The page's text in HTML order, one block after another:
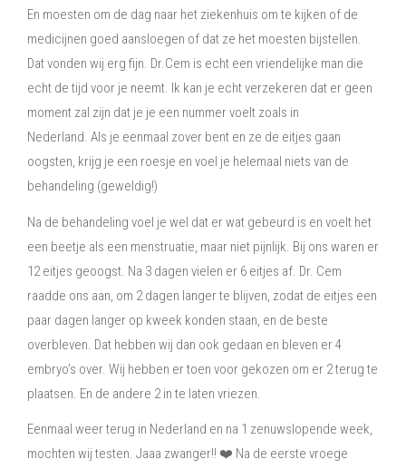
En moesten om de dag naar het ziekenhuis om te kijken of de
medicijnen goed aansloegen of dat ze het moesten bijstellen.
Dat vonden wij erg fijn. Dr.Cem is echt een vriendelijke man die
echt de tijd voor je neemt. Ik kan je echt verzekeren dat er geen
moment zal zijn dat je je een nummer voelt zoals in
Nederland. Als je eenmaal zover bent en ze de eitjes gaan
oogsten, krijg je een roesje en voel je helemaal niets van de
behandeling (geweldig!)
Na de behandeling voel je wel dat er wat gebeurd is en voelt het
een beetje als een menstruatie, maar niet pijnlijk. Bij ons waren er
12 eitjes geoogst. Na 3 dagen vielen er 6 eitjes af. Dr. Cem
raadde ons aan, om 2 dagen langer te blijven, zodat de eitjes een
paar dagen langer op kweek konden staan, en de beste
overbleven. Dat hebben wij dan ook gedaan en bleven er 4
embryo’s over. Wij hebben er toen voor gekozen om er 2 terug te
plaatsen. En de andere 2 in te laten vriezen.
Eenmaal weer terug in Nederland en na 1 zenuwslopende week,
mochten wij testen. Jaaa zwanger!! ❤️ Na de eerste vroege